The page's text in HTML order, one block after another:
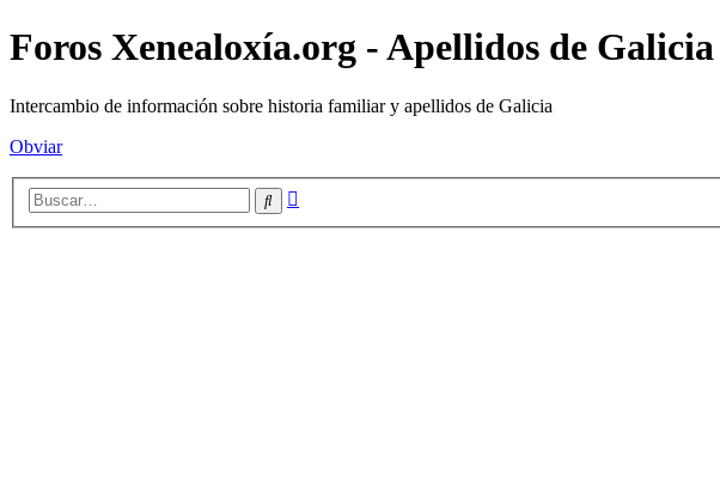
Foros Xenealoxía.org - Apellidos de Galicia
Intercambio de información sobre historia familiar y apellidos de Galicia
Obviar
Buscar